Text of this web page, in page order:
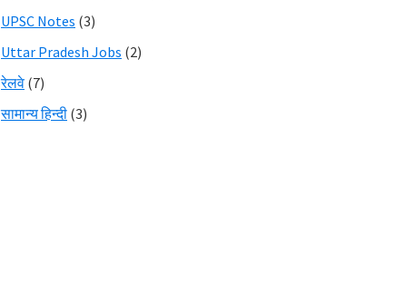
UPSC Notes (3)
Uttar Pradesh Jobs (2)
रेलवे (7)
सामान्य हिन्दी (3)